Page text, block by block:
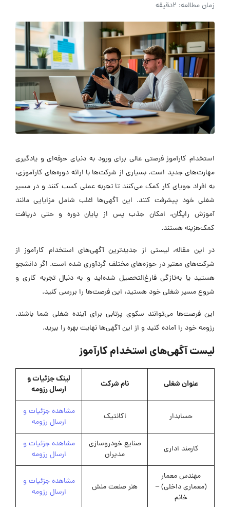
زمان مطالعه: 2دقیقه
استخدام کارآموز فرصتی عالی برای ورود به دنیای حرفه‌ای و یادگیری
مهارت‌های جدید است. بسیاری از شرکت‌ها با ارائه دوره‌های کارآموزی،
به افراد جویای کار کمک می‌کنند تا تجربه عملی کسب کنند و در مسیر
شغلی خود پیشرفت کنند. این آگهی‌ها اغلب شامل مزایایی مانند
آموزش رایگان، امکان جذب پس از پایان دوره و حتی دریافت
کمک‌هزینه هستند.
در این مقاله، لیستی از جدیدترین آگهی‌های استخدام کارآموز از
شرکت‌های معتبر در حوزه‌های مختلف گردآوری شده است. اگر دانشجو
هستید یا به‌تازگی فارغ‌التحصیل شده‌اید و به دنبال تجربه کاری و
شروع مسیر شغلی خود هستید، این فرصت‌ها را بررسی کنید.
این فرصت‌ها می‌توانند سکوی پرتابی برای آینده شغلی شما باشند.
رزومه خود را آماده کنید و از این آگهی‌ها نهایت بهره را ببرید.
لیست آگهی‌های استخدام کارآموز
عنوان شغلی نام شرکت
لینک جزئیات و
ارسال رزومه
حسابدار اکانتیک
مشاهده جزئیات و
ارسال رزومه
کارمند اداری
صنایع خودروسازی
مدیران
مشاهده جزئیات و
ارسال رزومه
مهندس معمار
(معماری داخلی) –
خانم
هنر صنعت منش
مشاهده جزئیات و
ارسال رزومه